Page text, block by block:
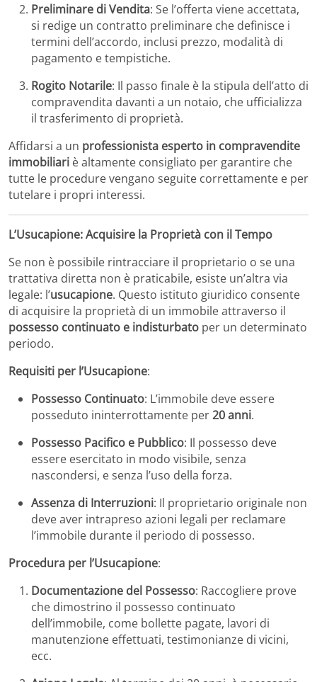
Preliminare di Vendita: Se l’offerta viene accettata,
si redige un contratto preliminare che definisce i
termini dell’accordo, inclusi prezzo, modalità di
pagamento e tempistiche.
Rogito Notarile: Il passo finale è la stipula dell’atto di
compravendita davanti a un notaio, che ufficializza
il trasferimento di proprietà.
Affidarsi a un professionista esperto in compravendite
immobiliari è altamente consigliato per garantire che
tutte le procedure vengano seguite correttamente e per
tutelare i propri interessi.
L’Usucapione: Acquisire la Proprietà con il Tempo
Se non è possibile rintracciare il proprietario o se una
trattativa diretta non è praticabile, esiste un’altra via
legale: l’usucapione. Questo istituto giuridico consente
di acquisire la proprietà di un immobile attraverso il
possesso continuato e indisturbato per un determinato
periodo.
Requisiti per l’Usucapione:
Possesso Continuato: L’immobile deve essere
posseduto ininterrottamente per20 anni.
Possesso Pacifico e Pubblico: Il possesso deve
essere esercitato in modo visibile, senza
nascondersi, e senza l’uso della forza.
Assenza di Interruzioni: Il proprietario originale non
deve aver intrapreso azioni legali per reclamare
l’immobile durante il periodo di possesso.
Procedura per l’Usucapione:
Documentazione del Possesso: Raccogliere prove
che dimostrino il possesso continuato
dell’immobile, come bollette pagate, lavori di
manutenzione effettuati, testimonianze di vicini,
ecc.